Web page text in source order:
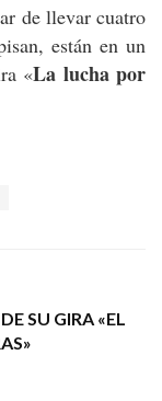
de llevar cuatro
están en un
«La lucha por
SU GIRA «EL